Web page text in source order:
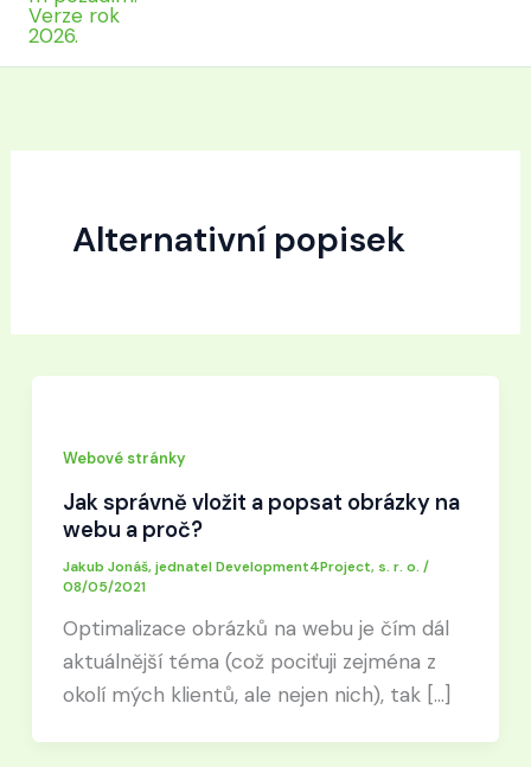
Alternativní popisek
Webové stránky
Jak správně vložit a popsat obrázky na
webu a proč?
Jakub Jonáš, jednatel Development4Project, s. r. o. /
08/05/2021
Optimalizace obrázků na webu je čím dál
aktuálnější téma (což pociťuji zejména z
okolí mých klientů, ale nejen nich), tak […]